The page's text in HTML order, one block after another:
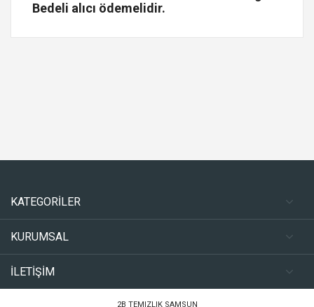
Bedeli alıcı ödemelidir.
KATEGORİLER
KURUMSAL
İLETİŞİM
2B TEMIZLIK SAMSUN